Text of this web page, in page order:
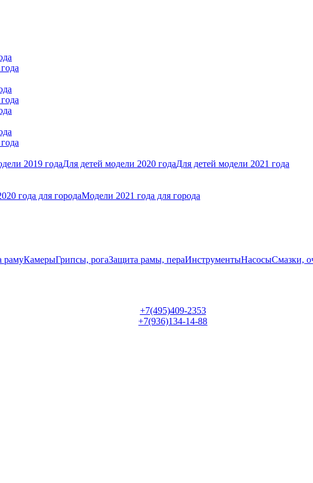
2019 годаДля детей модели 2020 годаДля детей модели 2021 года
года для городаМодели 2021 года для города
рамуКамерыГрипсы, рогаЗащита рамы, пераИнструментыНасосыСмазки,
+7(495)409-2353
+7(936)134-14-88